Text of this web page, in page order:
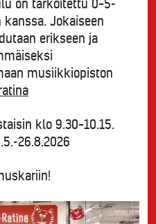
on tarkoitettu 0–5-
Jokaiseen
erikseen ja
musiikkiopiston
klo 9.30–10.15.
26.8.2026